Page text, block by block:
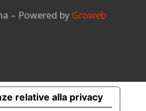
– Powered by Groweb
relative alla privacy